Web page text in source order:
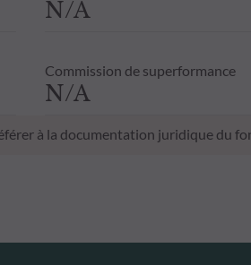
N/A
Commission de superformance
N/A
à la documentation juridique du